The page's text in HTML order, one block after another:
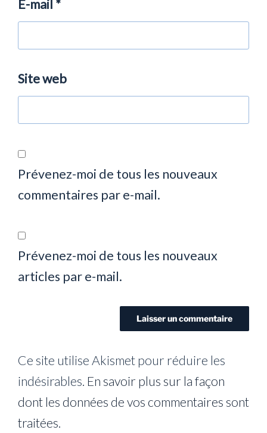
E-mail *
Site web
Prévenez-moi de tous les nouveaux
commentaires par e-mail.
Prévenez-moi de tous les nouveaux
articles par e-mail.
Ce site utilise Akismet pour réduire les
indésirables. En savoir plus sur la façon
dont les données de vos commentaires sont
traitées.